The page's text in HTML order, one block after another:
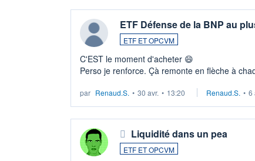
ETF Défense de la BNP au
ETF ET OPCVM
C'EST le moment d'acheter 😄​
Perso je renforce. Çà remonte en flèche à
par Renaud.S. • 30 avr. • 13:20 Renaud.S. • 6
Liquidité dans un pea
ETF ET OPCVM